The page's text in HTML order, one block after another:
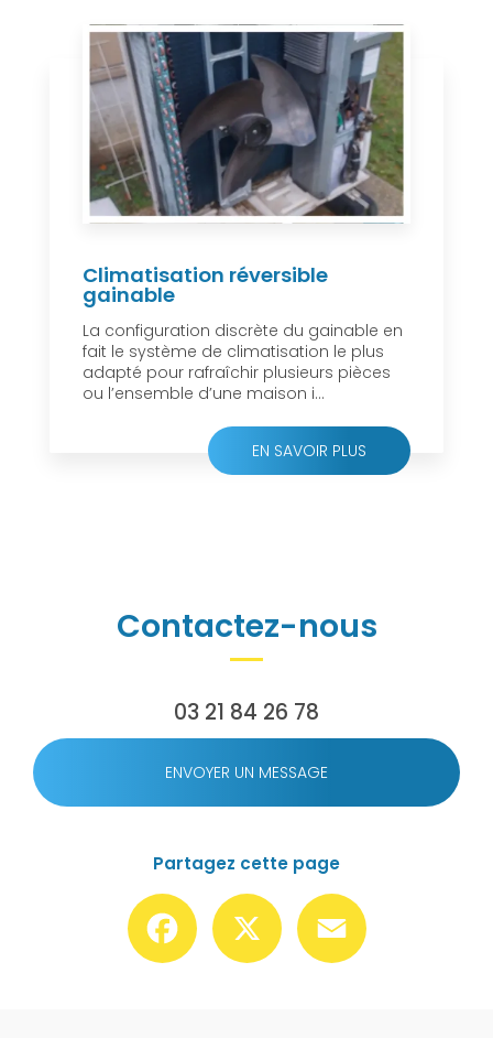
Climatisation réversible
gainable
La configuration discrète du gainable en
fait le système de climatisation le plus
adapté pour rafraîchir plusieurs pièces
ou l’ensemble d’une maison i...
EN SAVOIR PLUS
Contactez-nous
03 21 84 26 78
ENVOYER UN MESSAGE
Partagez cette page
Facebook